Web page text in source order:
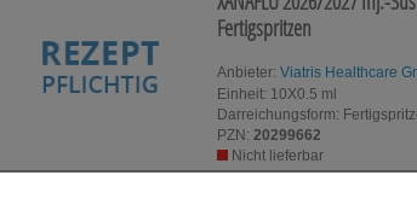
Fertigspritzen
Anbieter: Viatris Healthcare
Einheit: 10X0.5 ml
Darreichungsform:
PZN: 20299662
Nicht lieferbar